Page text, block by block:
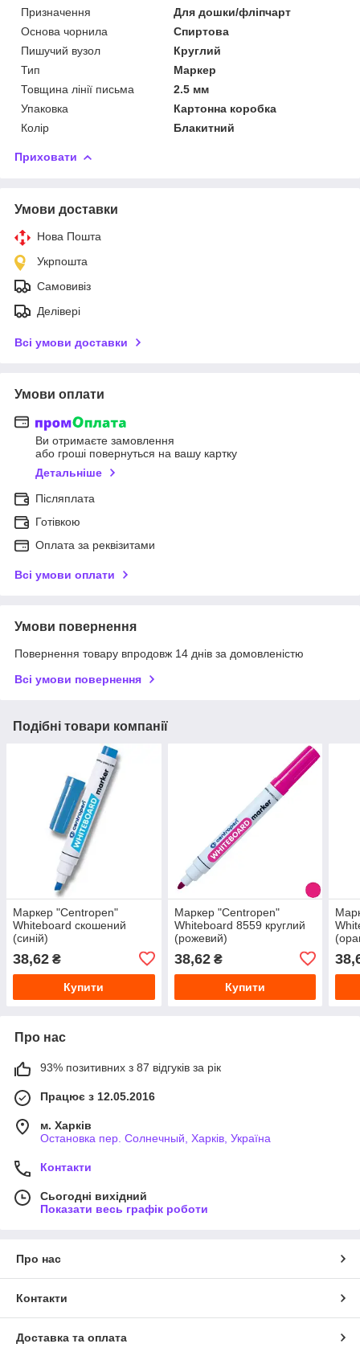
Призначення
Для дошки/фліпчарт
Основа чорнила
Спиртова
Пишучий вузол
Круглий
Тип
Маркер
Товщина лінії письма
2.5 мм
Упаковка
Картонна коробка
Колір
Блакитний
Приховати
Умови доставки
Нова Пошта
Укрпошта
Самовивіз
Делівері
Всі умови доставки
Умови оплати
Ви отримаєте замовлення
або гроші повернуться на вашу картку
Детальніше
Післяплата
Готівкою
Оплата за реквізитами
Всі умови оплати
Умови повернення
Повернення товару впродовж 14 днів за домовленістю
Всі умови повернення
Подібні товари компанії
Маркер "Centropen"
Whiteboard скошений
(синій)
38,62 ₴
Купити
Маркер "Centropen"
Whiteboard 8559 круглий
(рожевий)
38,62₴
Купити
Про нас
93% позитивних з 87 відгуків за рік
Працює з 12.05.2016
м. Харків
Остановка пер. Солнечный, Харків, Україна
Контакти
Сьогодні вихідний
Показати весь графік роботи
Про нас
Контакти
Доставка та оплата